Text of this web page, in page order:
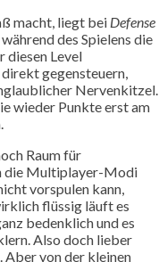
macht, liegt bei Defense
des Spielens die
diesen Level
gegensteuern,
Nervenkitzel.
wieder Punkte erst am
Raum für
die Multiplayer-Modi
vorspulen kann,
flüssig läuft es
bedenklich und es
Also doch lieber
Aber von der kleinen